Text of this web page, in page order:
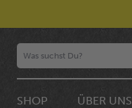
SHOP ÜBER UNS